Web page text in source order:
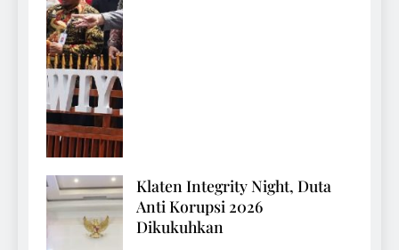
Klaten Integrity Night, Duta
Anti Korupsi 2026
Dikukuhkan